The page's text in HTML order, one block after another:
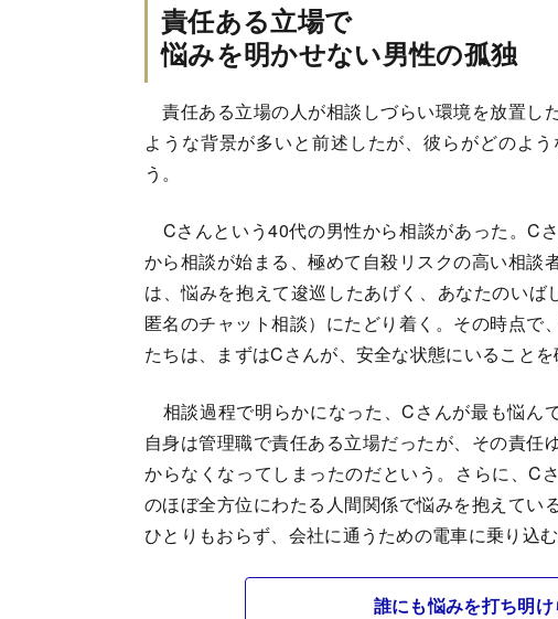
責任ある立場で
悩みを明かせない男性の孤独
責任ある立場の人が相談しづらい環境を放置し
ような背景が多いと前述したが、彼らがどのよ
う。
Cさんという40代の男性から相談があった。C
から相談が始まる、極めて自殺リスクの高い相談
は、悩みを抱えて逡巡したあげく、あなたのい
匿名のチャット相談）にたどり着く。その時点
たちは、まずはCさんが、安全な状態にいることを
相談過程で明らかになった、Cさんが最も悩ん
自身は管理職で責任ある立場だったが、その責
からなくなってしまったのだという。さらに、C
のほぼ全方位にわたる人間関係で悩みを抱えてい
ひとりもおらず、会社に通うための電車に乗り込
誰にも悩みを打ち明